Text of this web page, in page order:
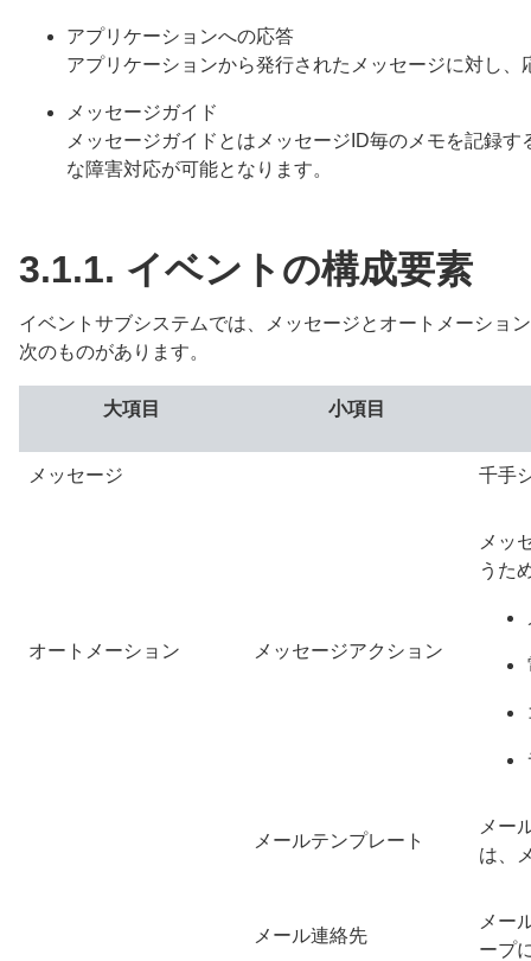
アプリケーションへの応答
アプリケーションから発行されたメッセージに対し、
メッセージガイド
メッセージガイドとはメッセージID毎のメモを記録
な障害対応が可能となります。
3.1.1. イベントの構成要素
イベントサブシステムでは、メッセージとオートメーショ
次のものがあります。
大項目 小項目
メッセージ 千手
オートメーション メッセージアクション
メッ
うた
メールテンプレート
メー
は、
メール連絡先
メー
ープ